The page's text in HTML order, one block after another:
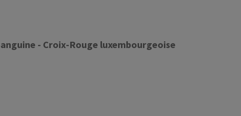
- Croix-Rouge luxembourgeoise